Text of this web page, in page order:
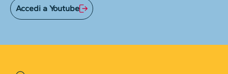
Accedi a Youtube